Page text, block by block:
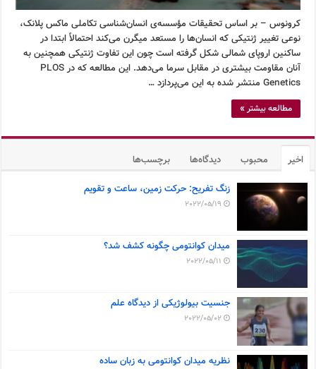
کرونوس – بر اساس تحقیقات مؤسسه‌ی انسان‌شناسی تکاملی ماکس پلانک،
نوعی تغییر ژنتیکی که انسان‌ها را مستعد میگرن می‌کند احتمالاً ابتدا در
ساکنین اروپای شمالی شکل گرفته است چون این تفاوت ژنتیکی همچنین به
آنان مقاومت بیشتری در مقابل سرما می‌دهد. این مطالعه که در PLOS
Genetics منتشر شده به این می‌پردازد …
مطالعه بیشتر »
اخیر محبوب دیدگاه‌ها برچسب‌ها
زنگ تفریح: حرکت زمین، ساعت و تقویم
2022/05/19
میدان کوانتومی چگونه کشف شد؟
2022/05/11
جنسیت بیولوژیکی از دیدگاه علم
2022/05/02
نظریه میدان کوانتومی به زبان ساده